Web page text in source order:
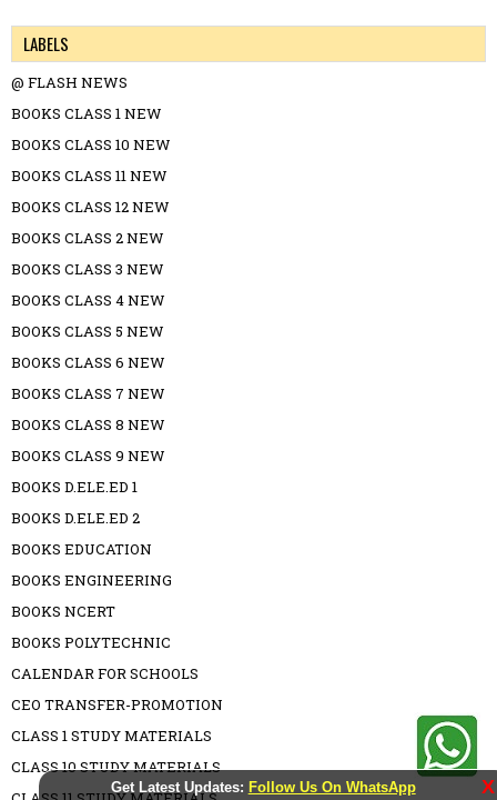
Get Latest Updates: Follow Us On WhatsApp X
LABELS
@ FLASH NEWS
BOOKS CLASS 1 NEW
BOOKS CLASS 10 NEW
BOOKS CLASS 11 NEW
BOOKS CLASS 12 NEW
BOOKS CLASS 2 NEW
BOOKS CLASS 3 NEW
BOOKS CLASS 4 NEW
BOOKS CLASS 5 NEW
BOOKS CLASS 6 NEW
BOOKS CLASS 7 NEW
BOOKS CLASS 8 NEW
BOOKS CLASS 9 NEW
BOOKS D.ELE.ED 1
BOOKS D.ELE.ED 2
BOOKS EDUCATION
BOOKS ENGINEERING
BOOKS NCERT
BOOKS POLYTECHNIC
CALENDAR FOR SCHOOLS
CEO TRANSFER-PROMOTION
CLASS 1 STUDY MATERIALS
CLASS 10 STUDY MATERIALS